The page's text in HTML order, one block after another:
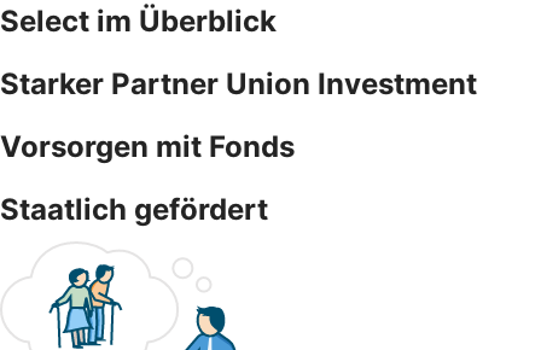
Select im Überblick
Starker Partner Union Investment
Vorsorgen mit Fonds
Staatlich gefördert